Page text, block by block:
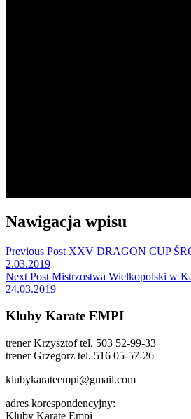
Nawigacja wpisu
Previous Post XXV DRAGON CUP
2.03.2019
Next Post Mistrzostwa Wielkopolski w
24.03.2019
Kluby Karate EMPI
trener Krzysztof tel. 503 52-99-33
trener Grzegorz tel. 516 05-57-26
klubykarateempi@gmail.com
adres korespondencyjny:
Kluby Karate Empi